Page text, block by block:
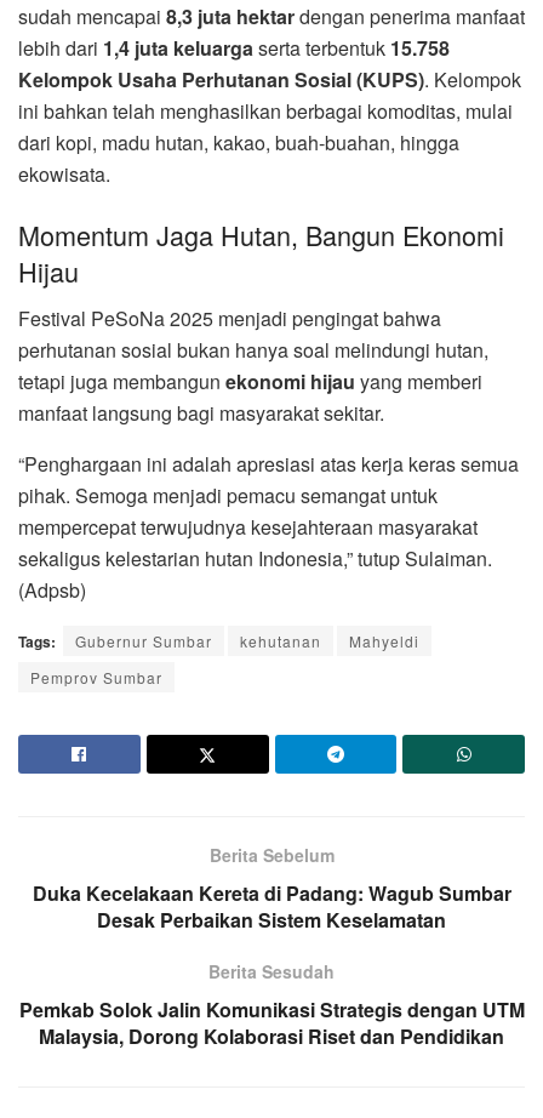
sudah mencapai 8,3 juta hektardengan penerima manfaat
lebih dari 1,4 juta keluargaserta terbentuk 15.758
Kelompok Usaha Perhutanan Sosial (KUPS). Kelompok
ini bahkan telah menghasilkan berbagai komoditas, mulai
dari kopi, madu hutan, kakao, buah-buahan, hingga
ekowisata.
Momentum Jaga Hutan, Bangun Ekonomi
Hijau
Festival PeSoNa 2025 menjadi pengingat bahwa
perhutanan sosial bukan hanya soal melindungi hutan,
tetapi juga membangun ekonomi hijau yang memberi
manfaat langsung bagi masyarakat sekitar.
“Penghargaan ini adalah apresiasi atas kerja keras semua
pihak. Semoga menjadi pemacu semangat untuk
mempercepat terwujudnya kesejahteraan masyarakat
sekaligus kelestarian hutan Indonesia,” tutup Sulaiman.
(Adpsb)
Tags: Gubernur Sumbar kehutanan
Mahyeldi
Pemprov Sumbar
Berita Sebelum
Duka Kecelakaan Kereta di Padang: Wagub Sumbar
Desak Perbaikan Sistem Keselamatan
Berita Sesudah
Pemkab Solok Jalin Komunikasi Strategis dengan UTM
Malaysia, Dorong Kolaborasi Riset dan Pendidikan